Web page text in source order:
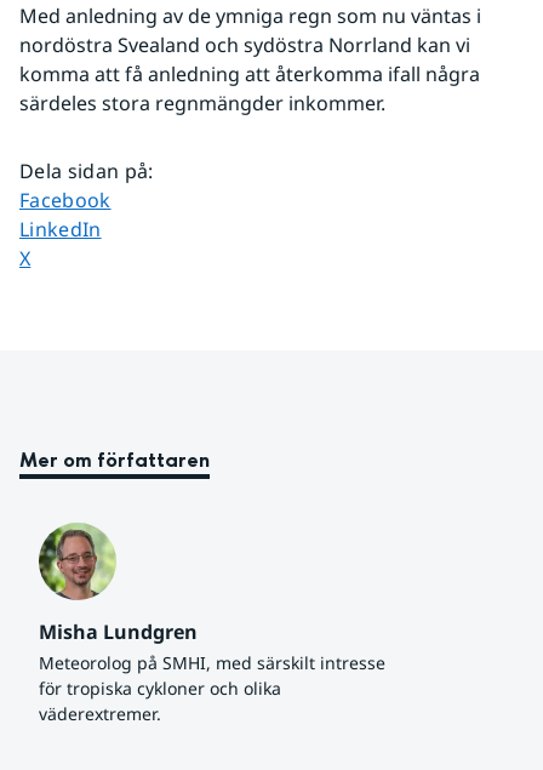
Med anledning av de ymniga regn som nu väntas i
nordöstra Svealand och sydöstra Norrland kan vi
komma att få anledning att återkomma ifall några
särdeles stora regnmängder inkommer.
Dela sidan på:
Dela sidan på
Facebook
Dela sidan på
LinkedIn
Dela sidan på
X
Mer om författaren
Misha Lundgren
Meteorolog på SMHI, med särskilt intresse
för tropiska cykloner och olika
väderextremer.